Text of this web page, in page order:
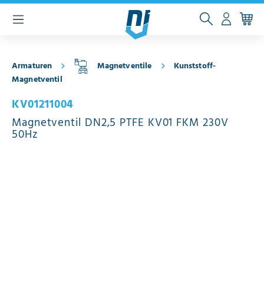
springen
Armaturen Magnetventile
Kunststoff-
Magnetventil
KV01211004
Magnetventil DN2,5 PTFE KV01 FKM 230V
50Hz